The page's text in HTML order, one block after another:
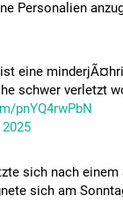
Personalien
eine
schwer verletzt
pnYQ4rwPbN
sich nach einem
sich am